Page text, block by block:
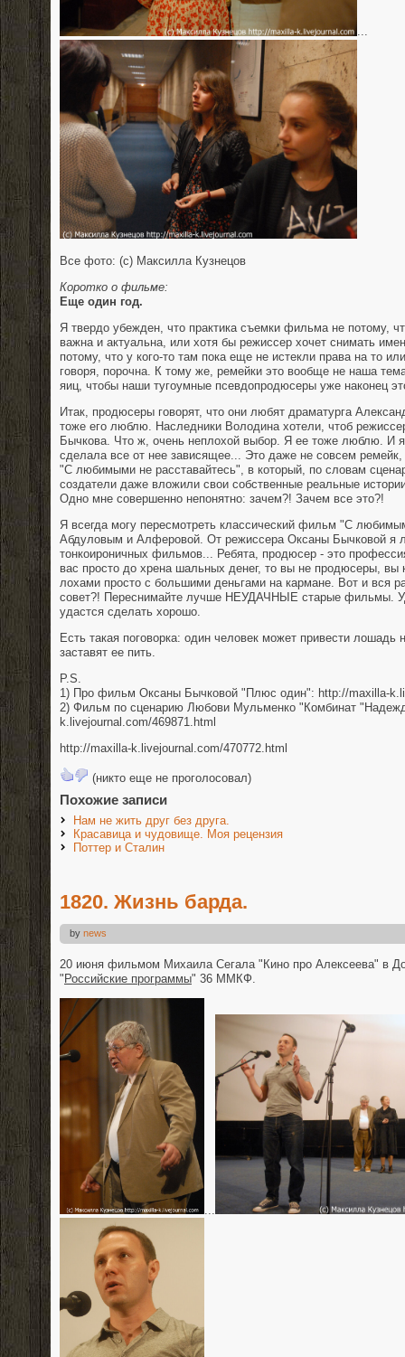
...
Все фото: (с) Максилла Кузнецов
Коротко о фильме:
Еще один год.
Я твердо убежден, что практика съемки фильма не потому,
важна и актуальна, или хотя бы режиссер хочет снимать
потому, что у кого-то там пока еще не истекли права на то
говоря, порочна. К тому же, ремейки это вообще не наша
яиц, чтобы наши тугоумные псевдопродюсеры уже наконец
Итак, продюсеры говорят, что они любят драматурга
тоже его люблю. Наследники Володина хотели, чтоб
Бычкова. Что ж, очень неплохой выбор. Я ее тоже люблю. И
сделала все от нее зависящее... Это даже не совсем
"С любимыми не расставайтесь", в который, по словам
создатели даже вложили свои собственные реальные
Одно мне совершенно непонятно: зачем?! Зачем все это?!
Я всегда могу пересмотреть классический фильм "С
Абдуловым и Алферовой. От режиссера Оксаны Бычковой я
тонкоироничных фильмов... Ребята, продюсер - это
вас просто до хрена шальных денег, то вы не продюсеры, вы
лохами просто с большими деньгами на кармане. Вот и вся
совет?! Переснимайте лучше НЕУДАЧНЫЕ старые фильмы.
удастся сделать хорошо.
Есть такая поговорка: один человек может привести лошадь
заставят ее пить.
P.S.
1) Про фильм Оксаны Бычковой "Плюс один": http://maxilla-
2) Фильм по сценарию Любови Мульменко "Комбинат
k.livejournal.com/469871.html
http://maxilla-k.livejournal.com/470772.html
(никто еще не проголосовал)
Похожие записи
Нам не жить друг без друга.
Красавица и чудовище. Моя рецензия
Поттер и Сталин
1820. Жизнь барда.
by news
20 июня фильмом Михаила Сегала "Кино про Алексеева" в
" Российские программы" 36 ММКФ.